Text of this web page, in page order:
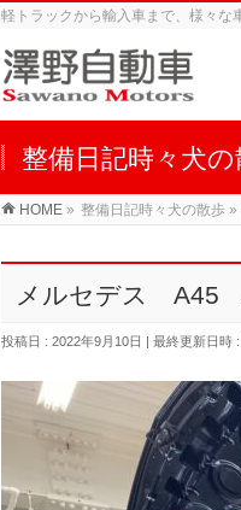
軽トラックから輸入車まで、様々な
整備日記時々犬
HOME » 整備日記時々犬の散歩 »
メルセデス
投稿日 : 2022年9月10日 最終更新日時